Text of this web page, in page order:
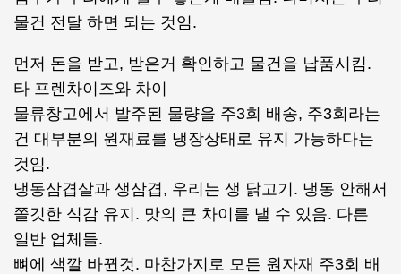
물건 전달 하면 되는 것임.
먼저 돈을 받고, 받은거 확인하고 물건을 납품시킴.
타 프렌차이즈와 차이
물류창고에서 발주된 물량을 주3회 배송, 주3회라는
건 대부분의 원재료를 냉장상태로 유지 가능하다는
것임.
냉동삼겹살과 생삼겹, 우리는 생 닭고기. 냉동 안해서
쫄깃한 식감 유지. 맛의 큰 차이를 낼 수 있음. 다른
일반 업체들.
뼈에 색깔 바뀐것. 마찬가지로 모든 원자재 주3회 배